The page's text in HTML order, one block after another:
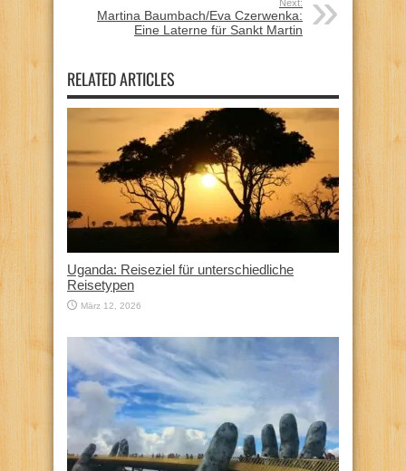
Next:
Martina Baumbach/Eva Czerwenka:
Eine Laterne für Sankt Martin
RELATED ARTICLES
Uganda: Reiseziel für unterschiedliche
Reisetypen
März 12, 2026